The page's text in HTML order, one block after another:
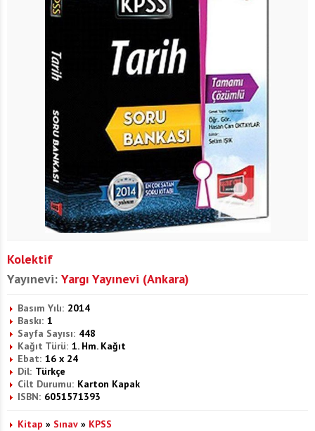
Kolektif
Yayınevi: Yargı Yayınevi (Ankara)
Basım Yılı: 2014
Baskı: 1
Sayfa Sayısı: 448
Kağıt Türü: 1. Hm. Kağıt
Ebat: 16 x 24
Dil: Türkçe
Cilt Durumu: Karton Kapak
ISBN: 6051571393
Kitap » Sınav » KPSS